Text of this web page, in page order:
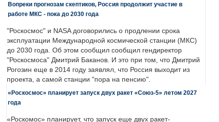
Вопреки прогнозам скептиков, Россия продолжит участие в
работе МКС - пока до 2030 года
"Роскосмос" и NASA договорились о продлении срока
эксплуатации Международной космической станции (МКС)
до 2030 года. Об этом сообщил сообщил гендиректор
"Роскосмоса" Дмитрий Баканов. И это при том, что Дмитрий
Рогозин еще в 2014 году заявлял, что Россия выходит из
проекта, а самой станции "пора на пенсию".
«Роскосмос» планирует запуск двух ракет «Союз-5» летом 2027
года
«Роскомос» планирует, что запуск еще двух ракет-